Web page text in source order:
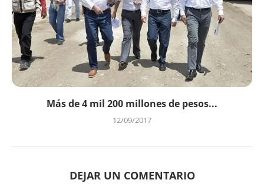
Más de 4 mil 200 millones de pesos...
12/09/2017
DEJAR UN COMENTARIO